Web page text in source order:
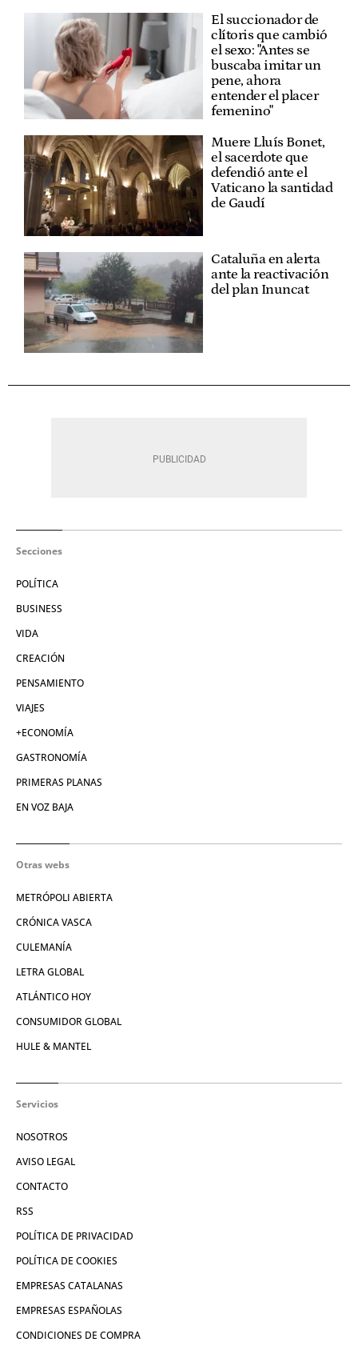
El succionador de
clítoris que cambió
el sexo: "Antes se
buscaba imitar un
pene, ahora
entender el placer
femenino"
Muere Lluís Bonet,
el sacerdote que
defendió ante el
Vaticano la santidad
de Gaudí
Cataluña en alerta
ante la reactivación
del plan Inuncat
Secciones
POLÍTICA
BUSINESS
VIDA
CREACIÓN
PENSAMIENTO
VIAJES
+ECONOMÍA
GASTRONOMÍA
PRIMERAS PLANAS
EN VOZ BAJA
Otras webs
METRÓPOLI ABIERTA
CRÓNICA VASCA
CULEMANÍA
LETRA GLOBAL
ATLÁNTICO HOY
CONSUMIDOR GLOBAL
HULE & MANTEL
Servicios
NOSOTROS
AVISO LEGAL
CONTACTO
RSS
POLÍTICA DE PRIVACIDAD
POLÍTICA DE COOKIES
EMPRESAS CATALANAS
EMPRESAS ESPAÑOLAS
CONDICIONES DE COMPRA